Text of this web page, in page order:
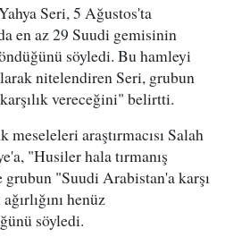
Seri, 5 Ağustos'ta
en az 29 Suudi gemisinin
söyledi. Bu hamleyi
nitelendiren Seri, grubun
vereceğini" belirtti.
araştırmacısı Salah
"Husiler hala tırmanış
"Suudi Arabistan'a karşı
henüz
söyledi.